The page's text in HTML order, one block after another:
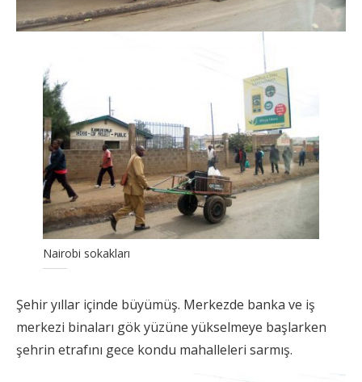
Nairobi sokakları
Şehir yıllar içinde büyümüş. Merkezde banka ve iş
merkezi binaları gök yüzüne yükselmeye başlarken
şehrin etrafını gece kondu mahalleleri sarmış.